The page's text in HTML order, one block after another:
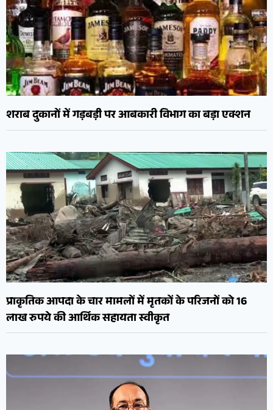
शराब दुकानों में गड़बड़ी पर आबकारी विभाग का बड़ा एक्शन
प्राकृतिक आपदा के चार मामलों में मृतकों के परिजनों को 16
लाख रुपये की आर्थिक सहायता स्वीकृत